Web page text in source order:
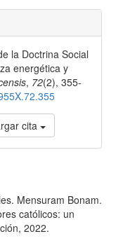
la Doctrina Social
energética y
, 72(2), 355-
cita
Mensuram Bonam.
católicos: un
2022.